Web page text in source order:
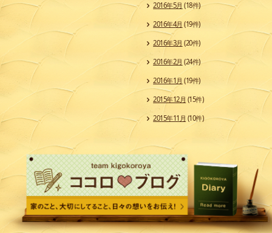
2016年5月 (18件)
2016年4月 (19件)
2016年3月 (20件)
2016年2月 (24件)
2016年1月 (19件)
2015年12月 (15件)
2015年11月 (10件)